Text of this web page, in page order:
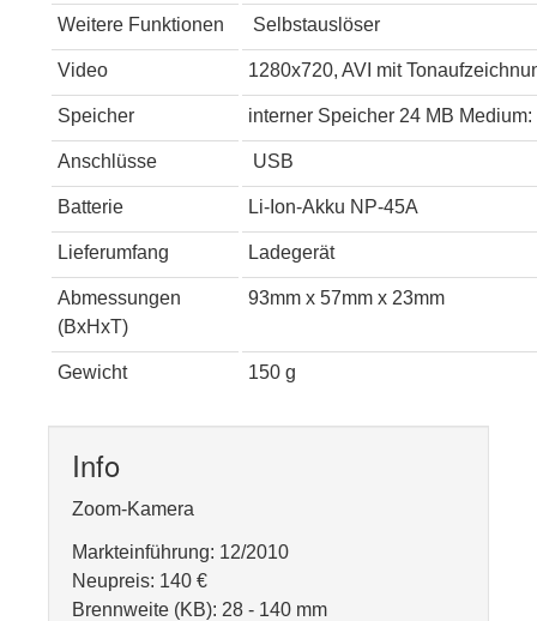
Weitere Funktionen Selbstauslöser
Video 1280x720, AVI mit
Speicher interner Speicher 24 MB
Anschlüsse USB
Batterie Li-Ion-Akku NP-45A
Lieferumfang Ladegerät
Abmessungen
(BxHxT)
93mm x 57mm x 23mm
Gewicht 150 g
Info
Zoom-Kamera
Markteinführung: 12/2010
Neupreis: 140 €
Brennweite (KB): 28 - 140 mm